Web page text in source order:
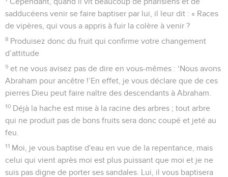
sadducéens venir se faire baptiser par lui, il leur dit : « Races
de vipères, qui vous a appris à fuir la colère à venir ?
8 Produisez donc du fruit qui confirme votre changement
d’attitude
9 et ne vous avisez pas de dire en vous-mêmes : ‘Nous avons
Abraham pour ancêtre !’En effet, je vous déclare que de ces
pierres Dieu peut faire naître des descendants à Abraham.
10 Déjà la hache est mise à la racine des arbres ; tout arbre
qui ne produit pas de bons fruits sera donc coupé et jeté au
feu.
11 Moi, je vous baptise d'eau en vue de la repentance, mais
celui qui vient après moi est plus puissant que moi et je ne
suis pas digne de porter ses sandales. Lui, il vous baptisera